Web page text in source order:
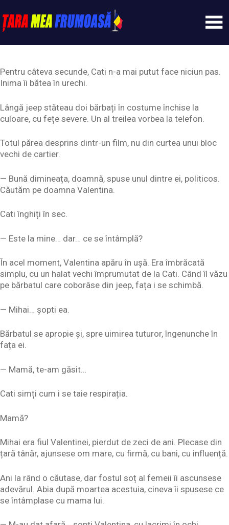
to
content
Tarameafrumoasa
Pentru câteva secunde, Cati n-a mai putut face niciun pas.
Inima îi bătea în urechi.
Lângă jeep stăteau doi bărbați în costume închise la
culoare, cu fețe severe. Un al treilea vorbea la telefon.
Totul părea desprins dintr-un film, nu din curtea unui bloc
vechi de cartier.
— Bună dimineața, doamnă, spuse unul dintre ei, politicos.
Căutăm pe doamna Valentina.
Cati înghiți în sec.
— Este la mine… dar… ce se întâmplă?
În acel moment, Valentina apăru în ușă. Era îmbrăcată
simplu, cu un halat vechi împrumutat de la Cati. Când îl văzu
pe bărbatul care coborâse din jeep, fața i se schimbă.
— Mihai… șopti ea.
Bărbatul se apropie și, spre uimirea tuturor, îngenunche în
fața ei.
— Mamă, te-am găsit…
Cati simți cum i se taie respirația.
Mamă?
Mihai era fiul Valentinei, pierdut de zeci de ani. Plecase din
țară tânăr, ajunsese om mare, cu firmă, cu bani, cu influență.
Ani la rând o căutase, dar fostul soț al femeii îi ascunsese
adevărul. Abia după moartea acestuia, cineva îi spusese ce
se întâmplase cu mama lui.